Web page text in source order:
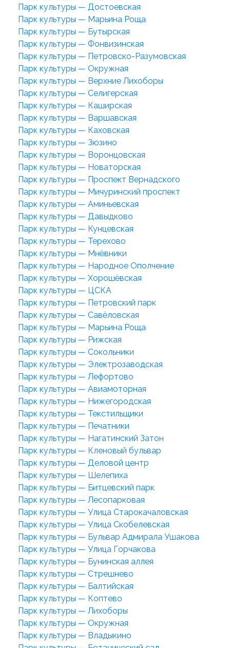
Парк культуры — Достоевская
Парк культуры — Марьина Роща
Парк культуры — Бутырская
Парк культуры — Фонвизинская
Парк культуры — Петровско-Разумовская
Парк культуры — Окружная
Парк культуры — Верхние Лихоборы
Парк культуры — Селигерская
Парк культуры — Каширская
Парк культуры — Варшавская
Парк культуры — Каховская
Парк культуры — Зюзино
Парк культуры — Воронцовская
Парк культуры — Новаторская
Парк культуры — Проспект Вернадского
Парк культуры — Мичуринский проспект
Парк культуры — Аминьевская
Парк культуры — Давыдково
Парк культуры — Кунцевская
Парк культуры — Терехово
Парк культуры — Мнёвники
Парк культуры — Народное Ополчение
Парк культуры — Хорошёвская
Парк культуры — ЦСКА
Парк культуры — Петровский парк
Парк культуры — Савёловская
Парк культуры — Марьина Роща
Парк культуры — Рижская
Парк культуры — Сокольники
Парк культуры — Электрозаводская
Парк культуры — Лефортово
Парк культуры — Авиамоторная
Парк культуры — Нижегородская
Парк культуры — Текстильщики
Парк культуры — Печатники
Парк культуры — Нагатинский Затон
Парк культуры — Кленовый бульвар
Парк культуры — Деловой центр
Парк культуры — Шелепиха
Парк культуры — Битцевский парк
Парк культуры — Лесопарковая
Парк культуры — Улица Старокачаловская
Парк культуры — Улица Скобелевская
Парк культуры — Бульвар Адмирала Ушакова
Парк культуры — Улица Горчакова
Парк культуры — Бунинская аллея
Парк культуры — Стрешнево
Парк культуры — Балтийская
Парк культуры — Коптево
Парк культуры — Лихоборы
Парк культуры — Окружная
Парк культуры — Владыкино